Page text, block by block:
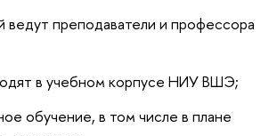
ведут преподаватели и профессора
в учебном корпусе НИУ ВШЭ;
обучение, в том числе в плане